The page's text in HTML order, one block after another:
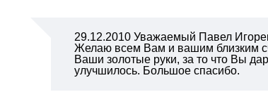
29.12.2010 Уважаемый Павел
Желаю всем Вам и вашим близким
Ваши золотые руки, за то что Вы
улучшилось. Большое спасибо.